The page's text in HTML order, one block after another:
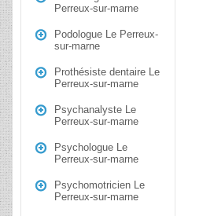
Perreux-sur-marne
Podologue Le Perreux-
sur-marne
Prothésiste dentaire Le
Perreux-sur-marne
Psychanalyste Le
Perreux-sur-marne
Psychologue Le
Perreux-sur-marne
Psychomotricien Le
Perreux-sur-marne